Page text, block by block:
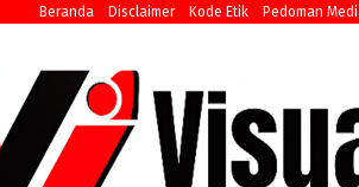
Beranda Disclaimer Kode Etik Pedoman